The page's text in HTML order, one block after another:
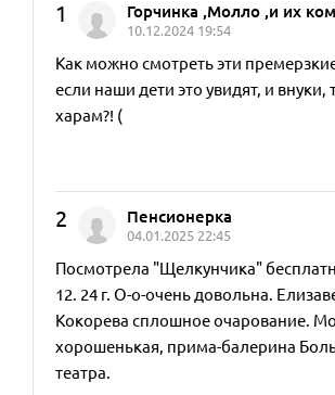
1 Горчинка ,Молло ,и их
10.12.2024 19:54
Как можно смотреть эти
если наши дети это увидят, и внуки,
харам?! (
2 Пенсионерка
04.01.2025 22:45
Посмотрела "Щелкунчика"
12. 24 г. О-о-очень довольна.
Кокорева сплошное очарование.
хорошенькая, прима-балерина
театра.